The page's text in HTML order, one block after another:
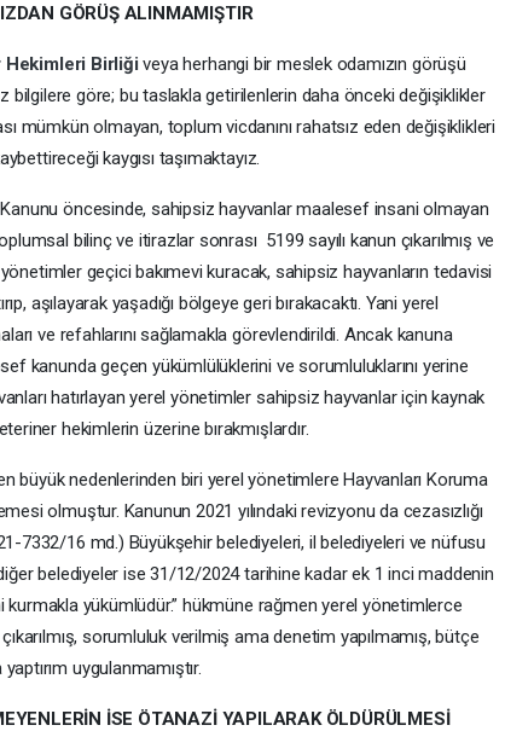
GÖRÜŞ ALINMAMIŞTIR
Hekimleri Birliğiveya herhangi bir meslek odamızın görüşü
bilgilere göre; bu taslakla getirilenlerin daha önceki değişiklikler
mümkün olmayan, toplum vicdanını rahatsız eden değişiklikleri
kaygısı taşımaktayız.
Kanunu öncesinde, sahipsiz hayvanlar maalesef insani olmayan
bilinç ve itirazlar sonrası 5199 sayılı kanun çıkarılmış ve
geçici bakımevi kuracak, sahipsiz hayvanların tedavisi
aşılayarak yaşadığı bölgeye geri bırakacaktı. Yani yerel
ve refahlarını sağlamakla görevlendirildi. Ancak kanuna
kanunda geçen yükümlülüklerini ve sorumluluklarını yerine
hatırlayan yerel yönetimler sahipsiz hayvanlar için kaynak
hekimlerin üzerine bırakmışlardır.
büyük nedenlerinden biri yerel yönetimlere Hayvanları Koruma
olmuştur. Kanunun 2021 yılındaki revizyonu da cezasızlığı
7332/16 md.) Büyükşehir belediyeleri, il belediyeleri ve nüfusu
belediyeler ise 31/12/2024 tarihine kadar ek 1 inci maddenin
kurmakla yükümlüdür.” hükmüne rağmen yerel yönetimlerce
sorumluluk verilmiş ama denetim yapılmamış, bütçe
uygulanmamıştır.
İSE ÖTANAZİ YAPILARAK ÖLDÜRÜLMESİ